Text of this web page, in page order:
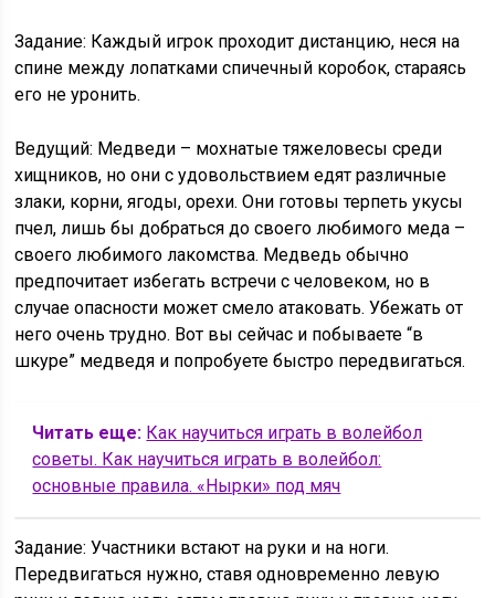
Задание: Каждый игрок проходит дистанцию, неся на
спине между лопатками спичечный коробок, стараясь
его не уронить.
Ведущий: Медведи – мохнатые тяжеловесы среди
хищников, но они с удовольствием едят различные
злаки, корни, ягоды, орехи. Они готовы терпеть укусы
пчел, лишь бы добраться до своего любимого меда –
своего любимого лакомства. Медведь обычно
предпочитает избегать встречи с человеком, но в
случае опасности может смело атаковать. Убежать от
него очень трудно. Вот вы сейчас и побываете “в
шкуре” медведя и попробуете быстро передвигаться.
Читать еще: Как научиться играть в волейбол
советы. Как научиться играть в волейбол:
основные правила. «Нырки» под мяч
Задание: Участники встают на руки и на ноги.
Передвигаться нужно, ставя одновременно левую